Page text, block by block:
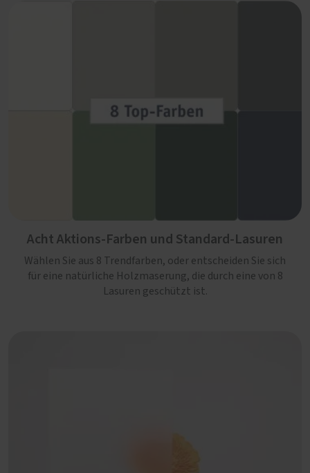
Acht Aktions-Farben und Standard-Lasuren
Wählen Sie aus 8 Trendfarben, oder entscheiden Sie sich
für eine natürliche Holzmaserung, die durch eine von 8
Lasuren geschützt ist.